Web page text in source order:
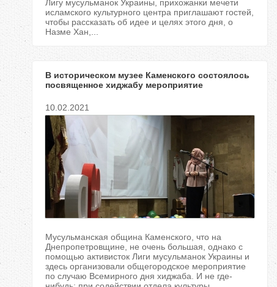
Лигу мусульманок Украины, прихожанки мечети
исламского культурного центра приглашают гостей,
чтобы рассказать об идее и целях этого дня, о
Назме Хан,...
В историческом музее Каменского состоялось
посвященное хиджабу мероприятие
10.02.2021
Мусульманская община Каменского, что на
Днепропетровщине, не очень большая, однако с
помощью активисток Лиги мусульманок Украины и
здесь организовали общегородское мероприятие
по случаю Всемирного дня хиджаба. И не где-